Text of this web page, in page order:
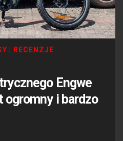
RECENZJE
Engwe
ogromny i bardzo